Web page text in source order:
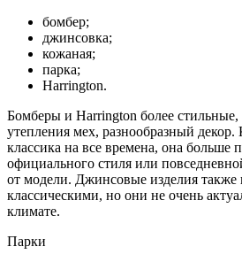
бомбер;
джинсовка;
кожаная;
парка;
Harrington.
Бомберы и Harrington более стильные,
утепления мех, разнообразный декор.
классика на все времена, она больше
официального стиля или
от модели. Джинсовые изделия также
классическими, но они не очень
климате.
Парки